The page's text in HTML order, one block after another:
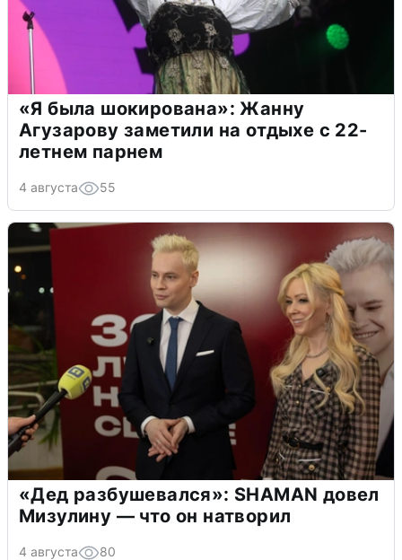
«Я была шокирована»: Жанну
Агузарову заметили на отдыхе с 22-
летнем парнем
4 августа 55
«Дед разбушевался»: SHAMAN довел
Мизулину — что он натворил
4 августа 80